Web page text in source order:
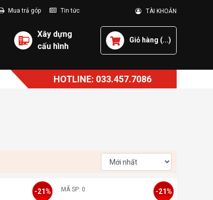
Mua trả góp Tin tức TÀI KHOẢN
Xây dựng
cấu hình
Giỏ hàng (...)
HOTLINE: 033.457.7086
-21% MÃ SP: 0 -21%